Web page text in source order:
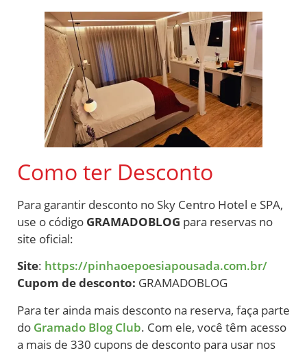
Como ter Desconto
Para garantir desconto no Sky Centro Hotel e SPA,
use o código GRAMADOBLOG para reservas no
site oficial:
Site: https://pinhaoepoesiapousada.com.br/
Cupom de desconto: GRAMADOBLOG
Para ter ainda mais desconto na reserva, faça parte
do Gramado Blog Club. Com ele, você têm acesso
a mais de 330 cupons de desconto para usar nos